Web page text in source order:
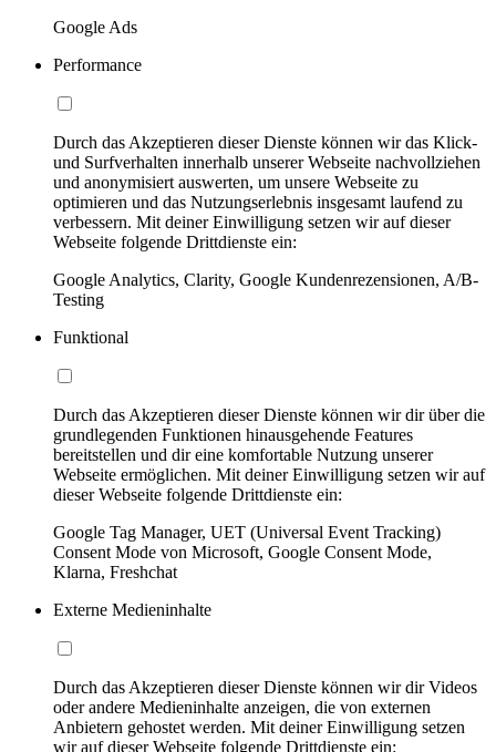
Google Ads
Performance
Durch das Akzeptieren dieser Dienste können wir das Klick-
und Surfverhalten innerhalb unserer Webseite nachvollziehen
und anonymisiert auswerten, um unsere Webseite zu
optimieren und das Nutzungserlebnis insgesamt laufend zu
verbessern. Mit deiner Einwilligung setzen wir auf dieser
Webseite folgende Drittdienste ein:
Google Analytics, Clarity, Google Kundenrezensionen, A/B-
Testing
Funktional
Durch das Akzeptieren dieser Dienste können wir dir über die
grundlegenden Funktionen hinausgehende Features
bereitstellen und dir eine komfortable Nutzung unserer
Webseite ermöglichen. Mit deiner Einwilligung setzen wir auf
dieser Webseite folgende Drittdienste ein:
Google Tag Manager, UET (Universal Event Tracking)
Consent Mode von Microsoft, Google Consent Mode,
Klarna, Freshchat
Externe Medieninhalte
Durch das Akzeptieren dieser Dienste können wir dir Videos
oder andere Medieninhalte anzeigen, die von externen
Anbietern gehostet werden. Mit deiner Einwilligung setzen
wir auf dieser Webseite folgende Drittdienste ein: